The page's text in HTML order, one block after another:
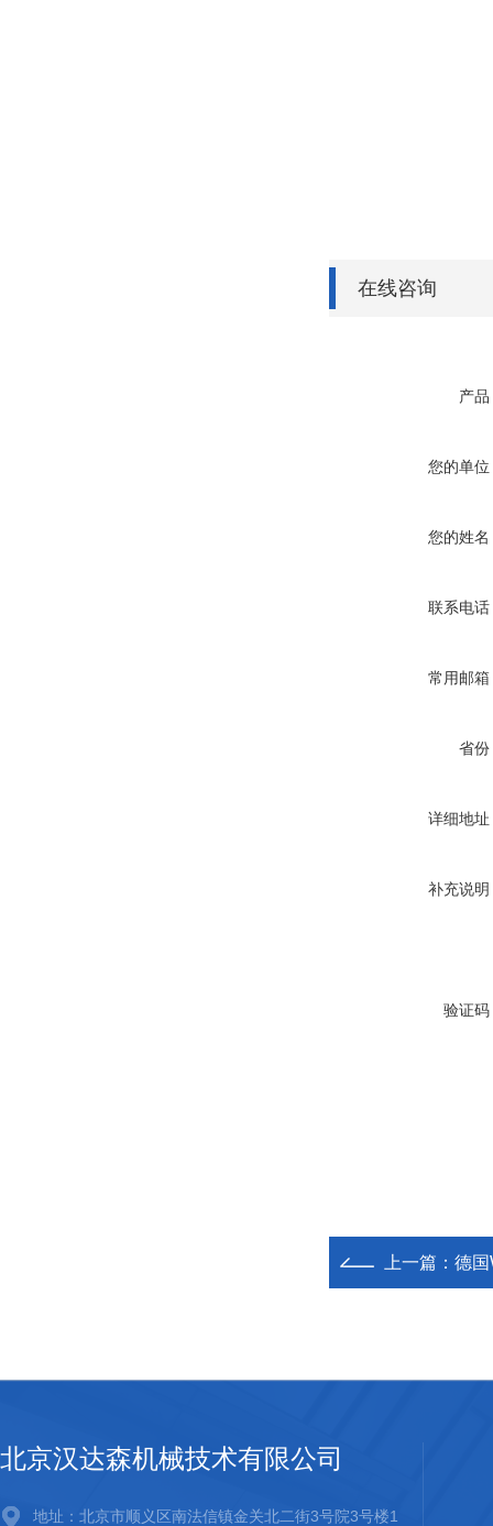
在线咨询
产品
您的单位
您的姓名
联系电话
常用邮箱
省份
详细地址
补充说明
验证码
上一篇： 德国
北京汉达森机械技术有限公司
地址：北京市顺义区南法信镇金关北二街3号院3号楼1